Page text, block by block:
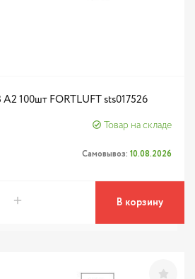
100шт FORTLUFT sts017526
Товар на складе
Самовывоз: 10.08.2026
В корзину